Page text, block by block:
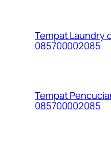
Tempat Laundry
085700002085
Tempat
085700002085